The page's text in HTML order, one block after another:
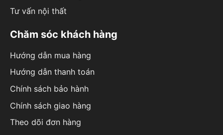
Tư vấn nội thất
Chăm sóc khách hàng
Hướng dẫn mua hàng
Hướng dẫn thanh toán
Chính sách bảo hành
Chính sách giao hàng
Theo dõi đơn hàng